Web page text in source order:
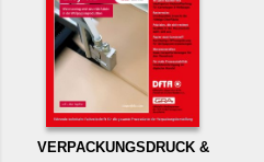
VERPACKUNGSDRUCK &